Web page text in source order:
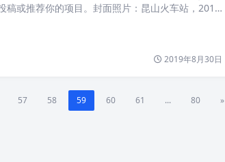
稿或推荐你的项目。封面照片：昆山火车站，2018
2019年8月30日
57 58 59 60 61 ... 80 »